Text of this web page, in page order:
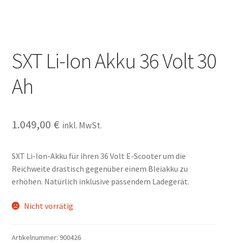
SXT Li-Ion Akku 36 Volt 30
Ah
1.049,00 € inkl. MwSt.
SXT Li-Ion-Akku für ihren 36 Volt E-Scooter um die
Reichweite drastisch gegenüber einem Bleiakku zu
erhöhen. Natürlich inklusive passendem Ladegerät.
Nicht vorrätig
Artikelnummer: 900426